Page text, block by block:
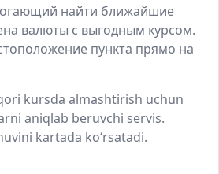
найти ближайшие
валюты с выгодным курсом.
пункта прямо на
kursda almashtirish uchun
aniqlab beruvchi servis.
kartada ko‘rsatadi.